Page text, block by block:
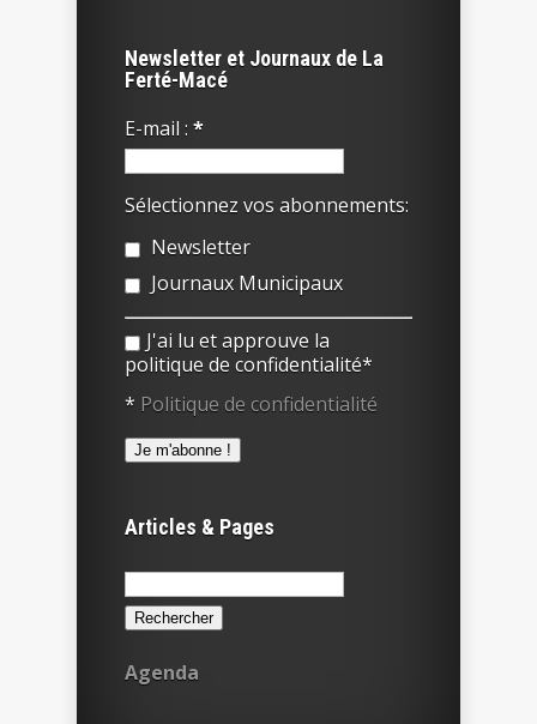
Newsletter et Journaux de La
Ferté-Macé
E-mail : *
Sélectionnez vos abonnements:
Newsletter
Journaux Municipaux
J'ai lu et approuve la
politique de confidentialité*
* Politique de confidentialité
Articles & Pages
Rechercher :
Agenda